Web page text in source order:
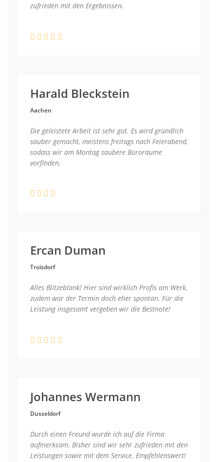
zufrieden mit den Ergebnissen.
Harald Bleckstein
Aachen
Die geleistete Arbeit ist sehr gut. Es wird gründlich
sauber gemacht, meistens freitags nach Feierabend,
sodass wir am Montag saubere Büroräume
vorfinden.
Ercan Duman
Troisdorf
Alles Blitzeblank! Hier sind wirklich Profis am Werk,
zudem war der Termin doch eher spontan. Für die
Leistung insgesamt vergeben wir die Bestnote!
Johannes Wermann
Düsseldorf
Durch einen Freund wurde ich auf die Firma
aufmerksam. Bisher sind wir sehr zufrieden mit den
Leistungen sowie mit dem Service. Empfehlenswert!